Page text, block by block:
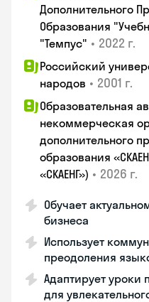
Дополнительного
Образования
"Темпус" • 2022 г.
Российский
народов • 2001 г.
Образовательная
некоммерческая
дополнительного
образования
«СКАЕНГ») • 2026 г.
Обучает
бизнеса
Использует
преодоления
Адаптирует уроки
для